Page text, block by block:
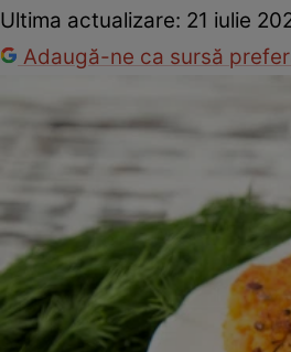
Ultima actualizare: 21 iulie
Adaugă-ne ca sursă